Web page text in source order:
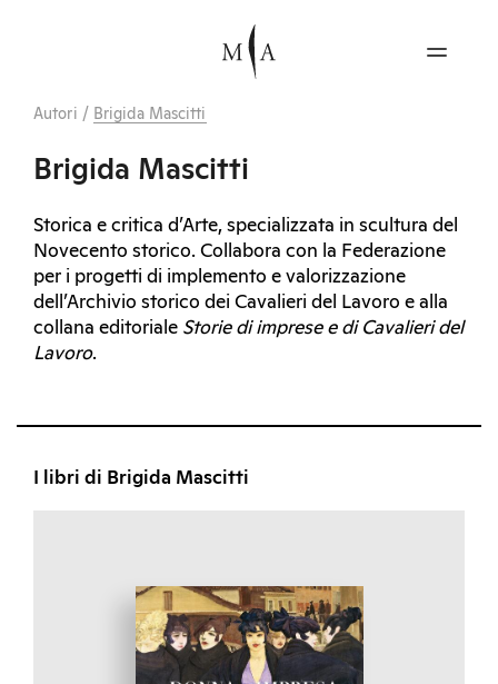
Autori / Brigida Mascitti
Brigida Mascitti
Storica e critica d’Arte, specializzata in scultura del
Novecento storico. Collabora con la Federazione
per i progetti di implemento e valorizzazione
dell’Archivio storico dei Cavalieri del Lavoro e alla
collana editoriale Storie di imprese e di Cavalieri del
Lavoro.
I libri di Brigida Mascitti